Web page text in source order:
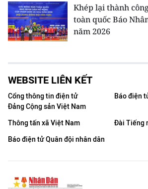
Khép lại thành
toàn quốc Báo
năm 2026
WEBSITE LIÊN KẾT
Cổng thông tin điện tử
Đảng Cộng sản Việt Nam
Báo điện
Thông tấn xã Việt Nam
Đài Tiếng
Báo điện tử Quân đội nhân dân